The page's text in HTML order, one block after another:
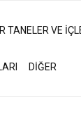
TANELER VE
DİĞER